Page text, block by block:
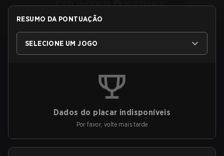
RESUMO DA PONTUAÇÃO
SELECIONE UM JOGO
Dados do placar indisponíveis
Por favor, volte mais tarde